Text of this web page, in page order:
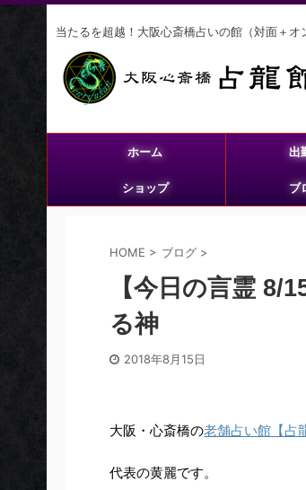
当たるを超越！大阪心斎橋占いの館（対面＋オ
ホーム 出
ショップ ブ
HOME > ブログ >
【今日の言霊 8/
る神
2018年8月15日
大阪・心斎橋の老舗占い館【占
代表の黄麗です。